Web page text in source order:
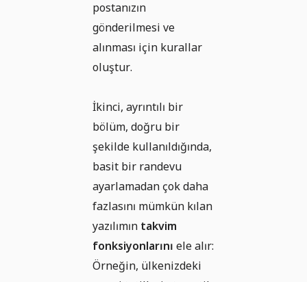
postanızın
gönderilmesi ve
alınması için kurallar
oluştur.
İkinci, ayrıntılı bir
bölüm, doğru bir
şekilde kullanıldığında,
basit bir randevu
ayarlamadan çok daha
fazlasını mümkün kılan
yazılımın takvim
fonksiyonlarını ele alır:
Örneğin, ülkenizdeki